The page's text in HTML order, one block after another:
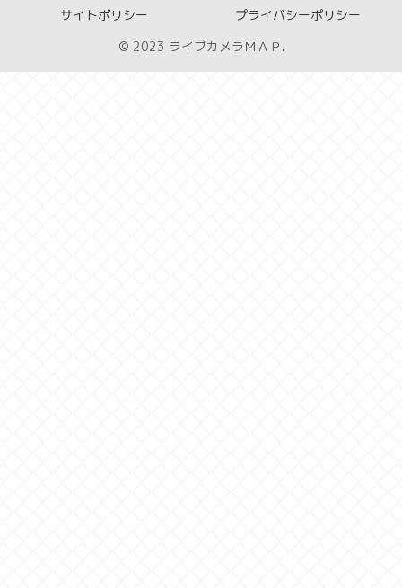
サイトポリシー
プライバシーポリシー
© 2023 ライブカメラＭＡＰ.